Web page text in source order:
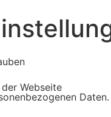
Webseite
Daten.